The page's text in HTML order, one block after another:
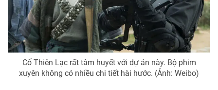
VTV4 Vươn mình bằng AI
VTV9 VTV8
Liên hệ tòa soạn English
Cổ Thiên Lạc rất tâm huyết với dự án này. Bộ phim
xuyên không có nhiều chi tiết hài hước. (Ảnh: Weibo)